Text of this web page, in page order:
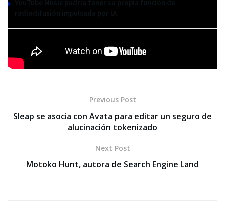
Noticias Personal Branding y PR
Relaciones Públicas
Previous Post
Sleap se asocia con Avata para editar un seguro de
alucinación tokenizado
Next Post
Motoko Hunt, autora de Search Engine Land